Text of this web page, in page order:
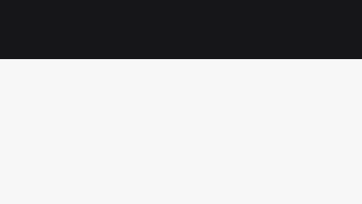
Tube